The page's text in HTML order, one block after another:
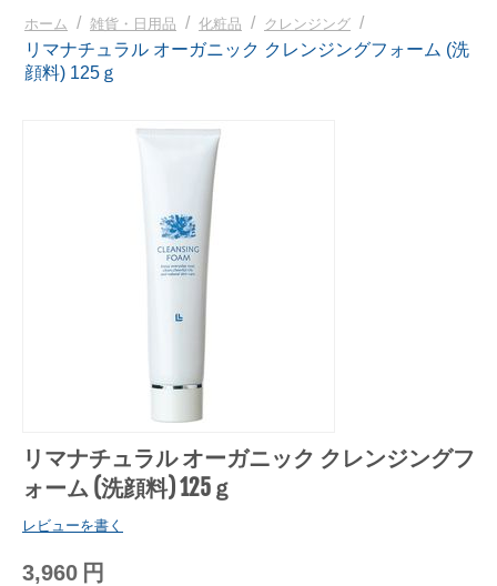
ホーム / 雑貨・日用品 / 化粧品 / クレンジング /
リマナチュラル オーガニック クレンジングフォーム (洗
顔料) 125ｇ
リマナチュラル オーガニック クレンジングフ
ォーム (洗顔料) 125ｇ
レビューを書く
3,960 円